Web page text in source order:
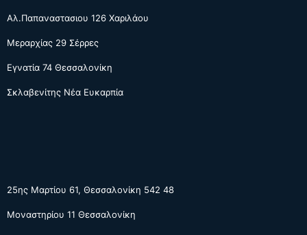
Αλ.Παπαναστασιου 126 Χαριλάου
Μεραρχίας 29 Σέρρες
Εγνατία 74 Θεσσαλονίκη
Σκλαβενίτης Νέα Ευκαρπία
25ης Μαρτίου 61, Θεσσαλονίκη 542 48
Μοναστηρίου 11 Θεσσαλονίκη